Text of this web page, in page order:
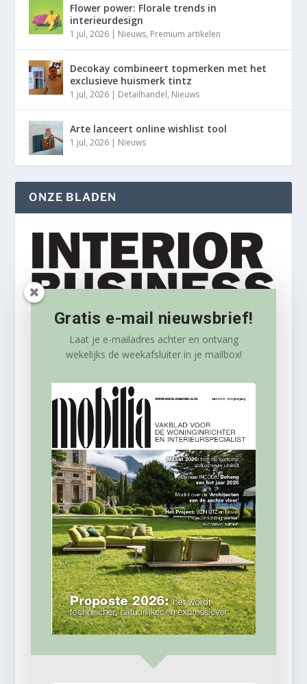
Flower power: Florale trends in
interieurdesign
1 jul, 2026 | Nieuws, Premium artikelen
Decokay combineert topmerken met het
exclusieve huismerk tintz
1 jul, 2026 | Detailhandel, Nieuws
Arte lanceert online wishlist tool
1 jul, 2026 | Nieuws
ONZE BLADEN
Gratis e-mail nieuwsbrief!
Laat je e-mailadres achter en ontvang
wekelijks de weekafsluiter in je mailbox!